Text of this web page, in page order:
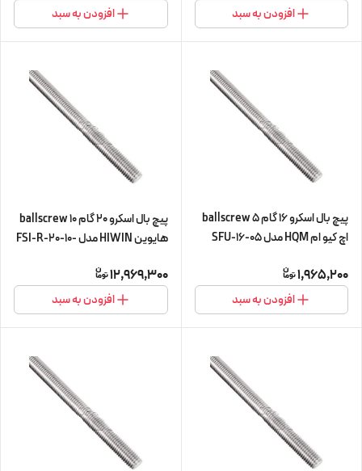
افزودن به سبد افزودن به سبد
پیچ بال اسکرو 16 گام 5 ballscrew
اچ کیو ام HQM مدل SFU-16-05
1,965,200
افزودن به سبد
پیچ بال اسکرو 20 گام 10 ballscrew
هایوین HIWIN مدل FSI-R-20-10-
12,969,300
افزودن به سبد